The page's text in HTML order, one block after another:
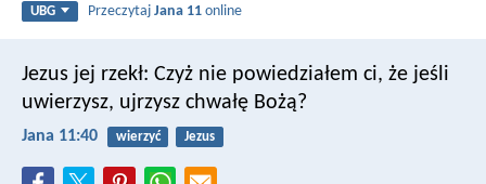
UBG PrzeczytajJana 11 online
Jezus jej rzekł: Czyż nie powiedziałem ci, że jeśli
uwierzysz, ujrzysz chwałę Bożą?
Jana 11:40 wierzyć Jezus